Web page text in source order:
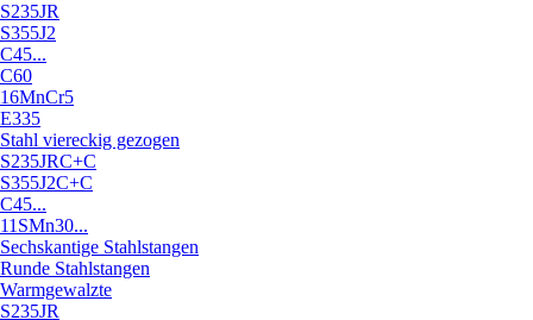
S235JR
S355J2
C45...
C60
16MnCr5
E335
Stahl viereckig gezogen
S235JRC+C
S355J2C+C
C45...
11SMn30...
Sechskantige Stahlstangen
Runde Stahlstangen
Warmgewalzte
S235JR